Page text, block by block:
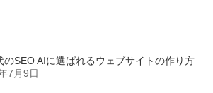
のSEO AIに選ばれるウェブサイトの作り方
7月9日